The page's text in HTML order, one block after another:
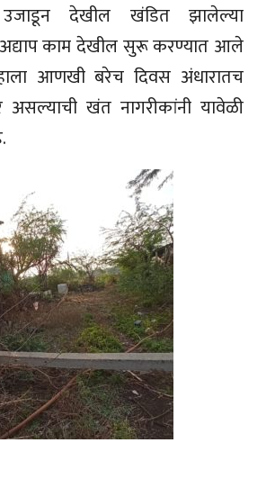
देखील खंडित झालेल्या
काम देखील सुरू करण्यात आले
आणखी बरेच दिवस अंधारातच
असल्याची खंत नागरीकांनी यावेळी